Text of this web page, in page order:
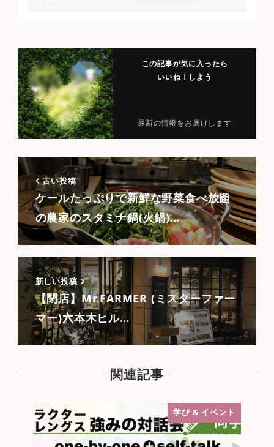
この記事が気に入ったら
いいね！しよう
最新の情報をお届けします
古い投稿
ケールたっぷりで新鮮な野菜食べ放題
の農家のスタミナ鍋(火鍋)…
新しい投稿
【閉店】Mr.FARMER (ミスターファー
マー)六本木ヒル…
関連記事
学び & イベント